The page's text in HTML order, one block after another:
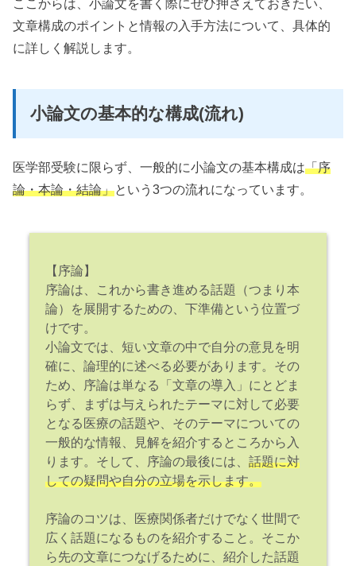
文章構成のポイントと情報の入手方法について、具体的
に詳しく解説します。
小論文の基本的な構成(流れ)
医学部受験に限らず、一般的に小論文の基本構成は「序
論・本論・結論」という3つの流れになっています。
【序論】
序論は、これから書き進める話題（つまり本
論）を展開するための、下準備という位置づ
けです。
小論文では、短い文章の中で自分の意見を明
確に、論理的に述べる必要があります。その
ため、序論は単なる「文章の導入」にとどま
らず、まずは与えられたテーマに対して必要
となる医療の話題や、そのテーマについての
一般的な情報、見解を紹介するところから入
ります。そして、序論の最後には、話題に対
しての疑問や自分の立場を示します。
序論のコツは、医療関係者だけでなく世間で
広く話題になるものを紹介すること。そこか
ら先の文章につなげるために、紹介した話題